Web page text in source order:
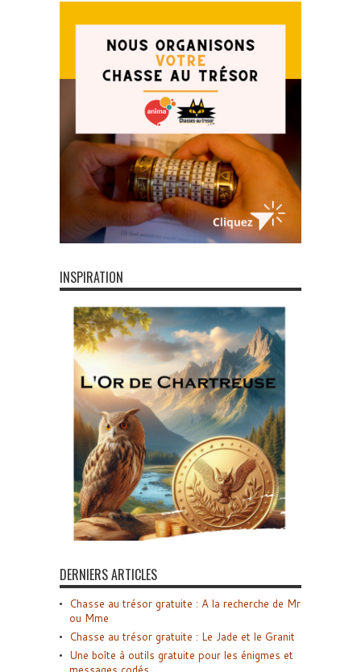
INSPIRATION
DERNIERS ARTICLES
Chasse au trésor gratuite : A la recherche de Mr
ou Mme
Chasse au trésor gratuite : Le Jade et le Granit
Une boîte à outils gratuite pour les énigmes et